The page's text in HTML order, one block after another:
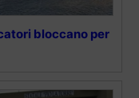
bloccano per